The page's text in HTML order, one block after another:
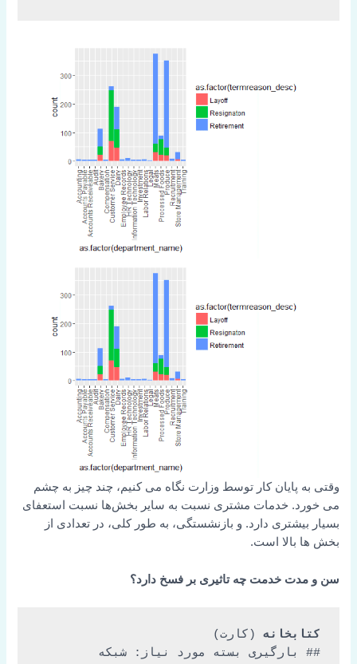
وقتی به پایان کار توسط وزارت نگاه می کنیم، چند چیز به چشم
می خورد. خدمات مشتری نسبت به سایر بخش‌ها نسبت استعفای
بسیار بیشتری دارد. و بازنشستگی، به طور کلی، در تعدادی از
بخش ها بالا است.
سن و مدت خدمت چه تاثیری بر فسخ دارد؟
کتابخانه
## بارگیری بسته مورد نیاز: شبکه